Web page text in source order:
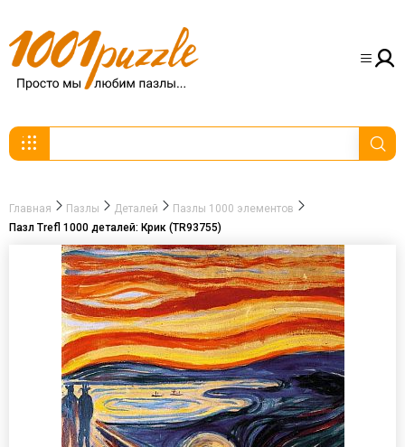
Главная Пазлы Деталей
Пазлы 1000 элементов
Пазл Trefl 1000 деталей: Крик (TR93755)